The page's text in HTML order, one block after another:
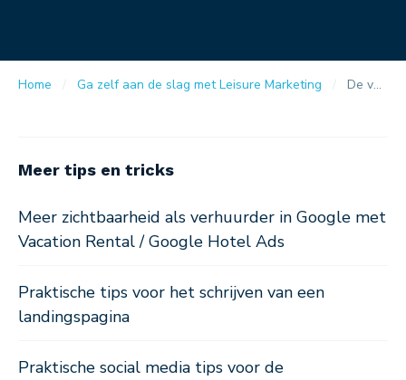
Home Ga zelf aan de slag met Leisure Marketing De voordelen van een online reserveringsysteem in de cloud
Meer tips en tricks
Meer zichtbaarheid als verhuurder in Google met
Vacation Rental / Google Hotel Ads
Praktische tips voor het schrijven van een
landingspagina
Praktische social media tips voor de